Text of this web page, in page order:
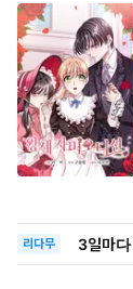
로
이
동
리다무 3일마다